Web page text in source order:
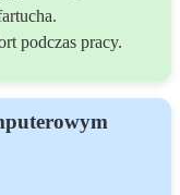
podczas pracy.